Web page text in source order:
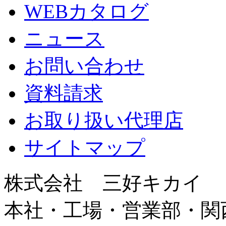
WEBカタログ
ニュース
お問い合わせ
資料請求
お取り扱い代理店
サイトマップ
株式会社 三好キカイ
本社・工場・営業部・関